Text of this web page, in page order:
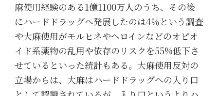
麻使用経験のある1億1100万人のうち、その後
にハードドラッグへ発展したのは4％という調査
や大麻使用がモルヒネやヘロインなどのオピオ
イド系薬物の乱用や依存のリスクを55%低下さ
せているといった統計もある。大麻使用反対の
立場からは、大麻はハードドラッグへの入り口